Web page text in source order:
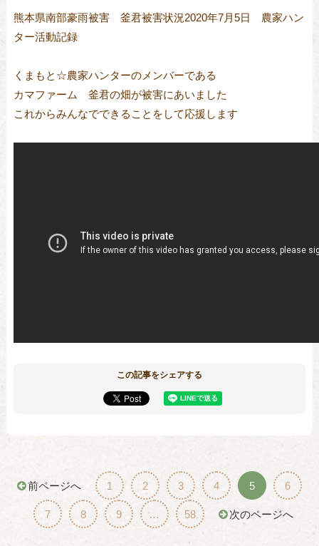
熊本県南部豪雨被害 釜君被害状況2020年7月5日 農家ハン
ター活動記録
くまもと☆農家ハンターのメンバーである
カマファーム 釜君の畑が被害にあいました
これからみんなでできることをして応援します
この記事をシェアする
前ページへ 1 2 3 4 5 6
7 8 9 … 58 次のページへ